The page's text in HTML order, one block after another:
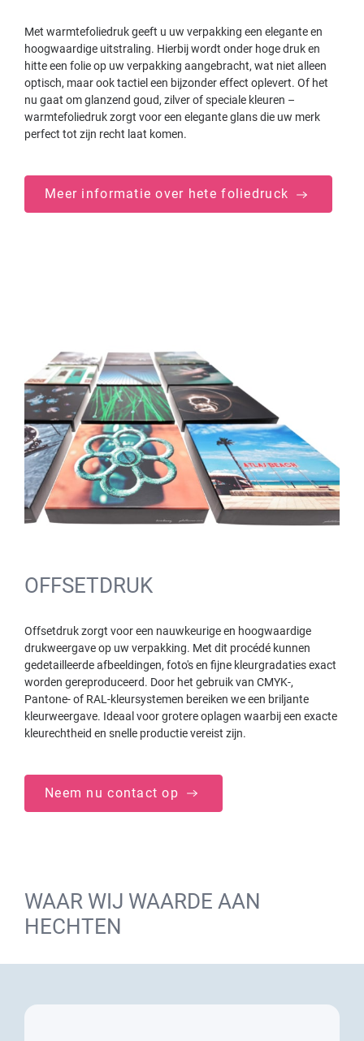
Met warmtefoliedruk geeft u uw verpakking een elegante en
hoogwaardige uitstraling. Hierbij wordt onder hoge druk en
hitte een folie op uw verpakking aangebracht, wat niet alleen
optisch, maar ook tactiel een bijzonder effect oplevert. Of het
nu gaat om glanzend goud, zilver of speciale kleuren –
warmtefoliedruk zorgt voor een elegante glans die uw merk
perfect tot zijn recht laat komen.
Meer informatie over hete foliedruck
OFFSETDRUK
Offsetdruk zorgt voor een nauwkeurige en hoogwaardige
drukweergave op uw verpakking. Met dit procédé kunnen
gedetailleerde afbeeldingen, foto's en fijne kleurgradaties exact
worden gereproduceerd. Door het gebruik van CMYK-,
Pantone- of RAL-kleursystemen bereiken we een briljante
kleurweergave. Ideaal voor grotere oplagen waarbij een exacte
kleurechtheid en snelle productie vereist zijn.
Neem nu contact op
WAAR WIJ WAARDE AAN
HECHTEN